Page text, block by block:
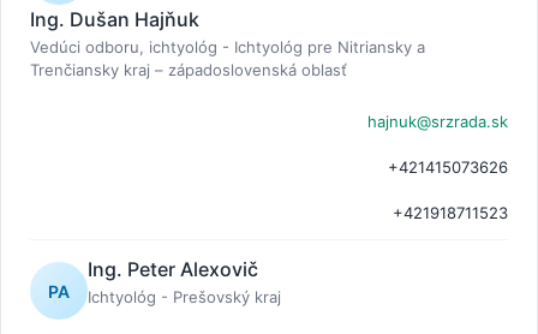
Ing. Dušan Hajňuk
Vedúci odboru, ichtyológ - Ichtyológ pre Nitriansky a
Trenčiansky kraj – západoslovenská oblasť
hajnuk@srzrada.sk
+421415073626
+421918711523
PA
Ing. Peter Alexovič
Ichtyológ - Prešovský kraj